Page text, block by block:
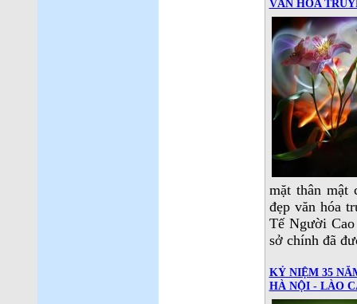
VĂN HÓA
mặt thân mật
đẹp văn hóa
Tế Người
sở chính đã
KỶ NIỆM 35
HÀ NỘI - LÀO